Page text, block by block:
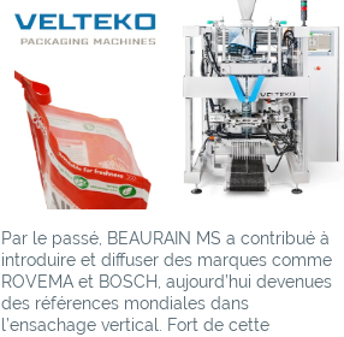
Par le passé, BEAURAIN MS a contribué à
introduire et diffuser des marques comme
ROVEMA et BOSCH, aujourd’hui devenues
des références mondiales dans
l’ensachage vertical. Fort de cette